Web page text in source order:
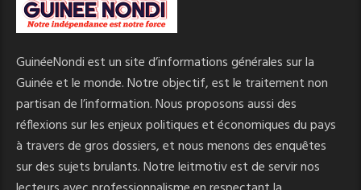
GuinéeNondi est un site d’informations générales sur la
Guinée et le monde. Notre objectif, est le traitement non
partisan de l’information. Nous proposons aussi des
réflexions sur les enjeux politiques et économiques du pays
à travers de gros dossiers, et nous menons des enquêtes
sur des sujets brulants. Notre leitmotiv est de servir nos